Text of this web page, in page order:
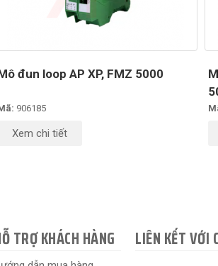
đun loop AP XP, FMZ 5000
906185
Xem chi tiết
TRỢ KHÁCH HÀNG LIÊN KẾT VỚI